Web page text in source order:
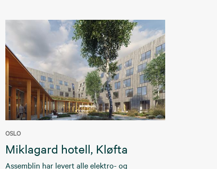
OSLO
Miklagard hotell, Kløfta
Assemblin har levert alle elektro- og